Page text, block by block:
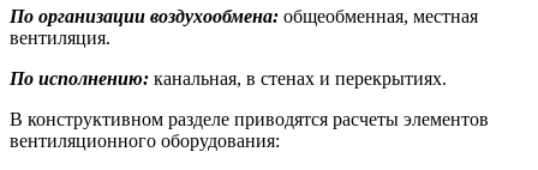
По организации воздухообмена: общеобменная, местная
вентиляция.
По исполнению: канальная, в стенах и перекрытиях.
В конструктивном разделе приводятся расчеты элементов
вентиляционного оборудования: